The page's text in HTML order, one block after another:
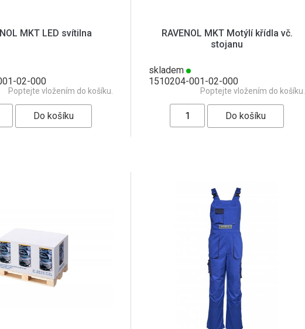
MKT LED svítilna
02-000
Poptejte vložením do košíku.
RAVENOL MKT Motýlí křídla vč.
stojanu
skladem
1510204-001-02-000
Poptejte vložením do košíku.